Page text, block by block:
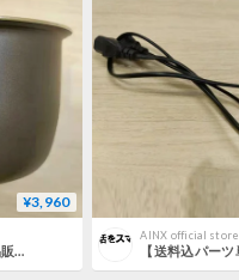
¥3,960
AINX official store